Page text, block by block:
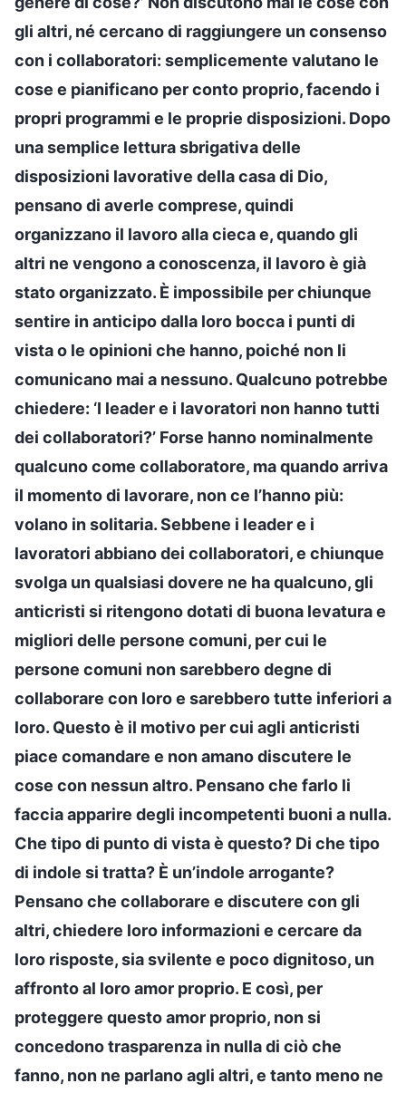
gli altri, né cercano di raggiungere un consenso
con i collaboratori: semplicemente valutano le
cose e pianificano per conto proprio, facendo i
propri programmi e le proprie disposizioni. Dopo
una semplice lettura sbrigativa delle
disposizioni lavorative della casa di Dio,
pensano di averle comprese, quindi
organizzano il lavoro alla cieca e, quando gli
altri ne vengono a conoscenza, il lavoro è già
stato organizzato. È impossibile per chiunque
sentire in anticipo dalla loro bocca i punti di
vista o le opinioni che hanno, poiché non li
comunicano mai a nessuno. Qualcuno potrebbe
chiedere: ‘I leader e i lavoratori non hanno tutti
dei collaboratori?’ Forse hanno nominalmente
qualcuno come collaboratore, ma quando arriva
il momento di lavorare, non ce l’hanno più:
volano in solitaria. Sebbene i leader e i
lavoratori abbiano dei collaboratori, e chiunque
svolga un qualsiasi dovere ne ha qualcuno, gli
anticristi si ritengono dotati di buona levatura e
migliori delle persone comuni, per cui le
persone comuni non sarebbero degne di
collaborare con loro e sarebbero tutte inferiori a
loro. Questo è il motivo per cui agli anticristi
piace comandare e non amano discutere le
cose con nessun altro. Pensano che farlo li
faccia apparire degli incompetenti buoni a nulla.
Che tipo di punto di vista è questo? Di che tipo
di indole si tratta? È un’indole arrogante?
Pensano che collaborare e discutere con gli
altri, chiedere loro informazioni e cercare da
loro risposte, sia svilente e poco dignitoso, un
affronto al loro amor proprio. E così, per
proteggere questo amor proprio, non si
concedono trasparenza in nulla di ciò che
fanno, non ne parlano agli altri, e tanto meno ne